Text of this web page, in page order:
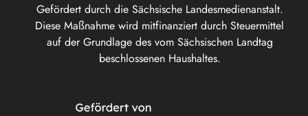
Gefördert durch die Sächsische Landesmedienanstalt.
Diese Maßnahme wird mitfinanziert durch Steuermittel
auf der Grundlage des vom Sächsischen Landtag
beschlossenen Haushaltes.